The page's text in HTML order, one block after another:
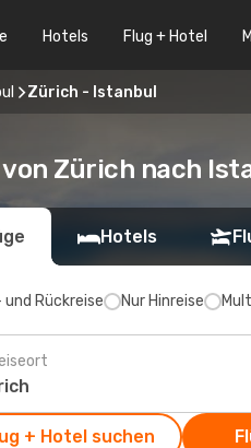
Hotels Flug + Hotel
Zürich - Istanbul
von Zürich nach
Hotels
und Rückreise Nur Hinreise
+ Hotel suchen